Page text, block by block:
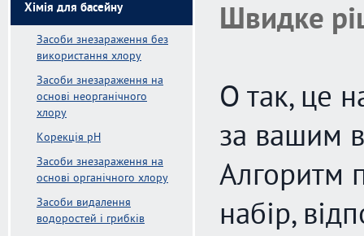
Хімія для басейну
Засоби знезараження без
використання хлору
Засоби знезараження на
основі неорганічного
хлору
Kорекція pH
Засоби знезараження на
основі органічного хлору
Засоби видалення
водоростей і грибків
Швидке
О так, це
за вашим
Алгоритм
набір,